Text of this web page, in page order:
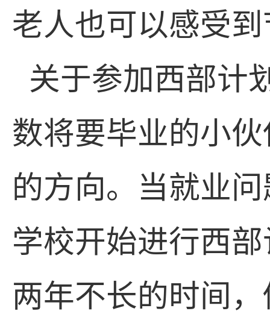
老人也可以感受
关于参加西部计
数将要毕业的小
的方向。当就业
学校开始进行西
两年不长的时间